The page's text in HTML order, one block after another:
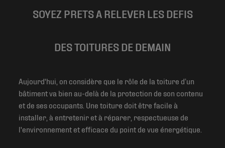
SOYEZ PRETS A RELEVER LES DEFIS
DES TOITURES DE DEMAIN
Aujourd'hui, on considère que le rôle de la toiture d’un
bâtiment va bien au-delà de la protection de son contenu
et de ses occupants. Une toiture doit être facile à
installer, à entretenir et à réparer, respectueuse de
l'environnement et efficace du point de vue énergétique.